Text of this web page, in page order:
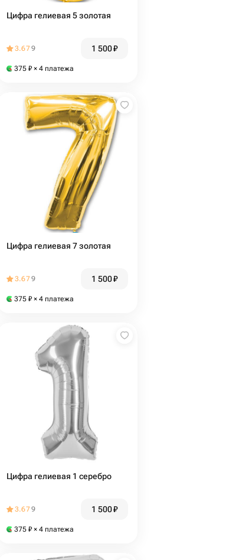
Цифра гелиевая 5 золотая
3.679 1 500₽
375 ₽ × 4 платежа
Цифра гелиевая 7 золотая
3.679 1 500₽
375 ₽ × 4 платежа
Цифра гелиевая 1 серебро
3.679 1 500₽
375 ₽ × 4 платежа